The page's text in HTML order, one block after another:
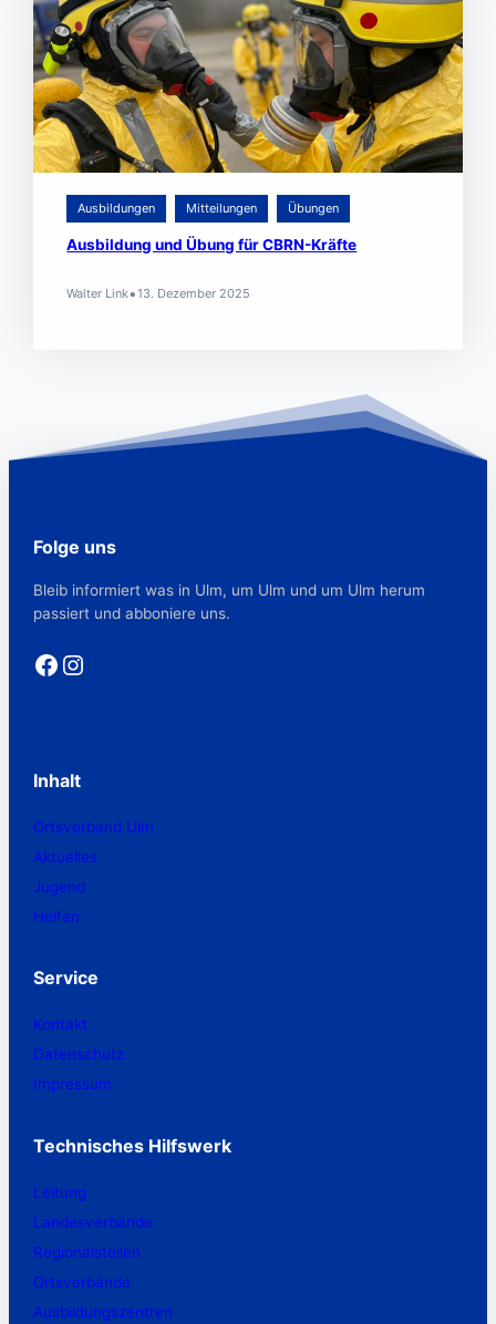
Ausbildungen Mitteilungen Übungen
Ausbildung und Übung für CBRN-Kräfte
Walter Link•13. Dezember 2025
Folge uns
Bleib informiert was in Ulm, um Ulm und um Ulm herum
passiert und abboniere uns.
Facebook Instagram
Inhalt
Ortsverband Ulm
Aktuelles
Jugend
Helfen
Service
Kontakt
Datenschutz
Impressum
Technisches Hilfswerk
Leitung
Landesverbände
Regionalstellen
Ortsverbände
Ausbildungszentren